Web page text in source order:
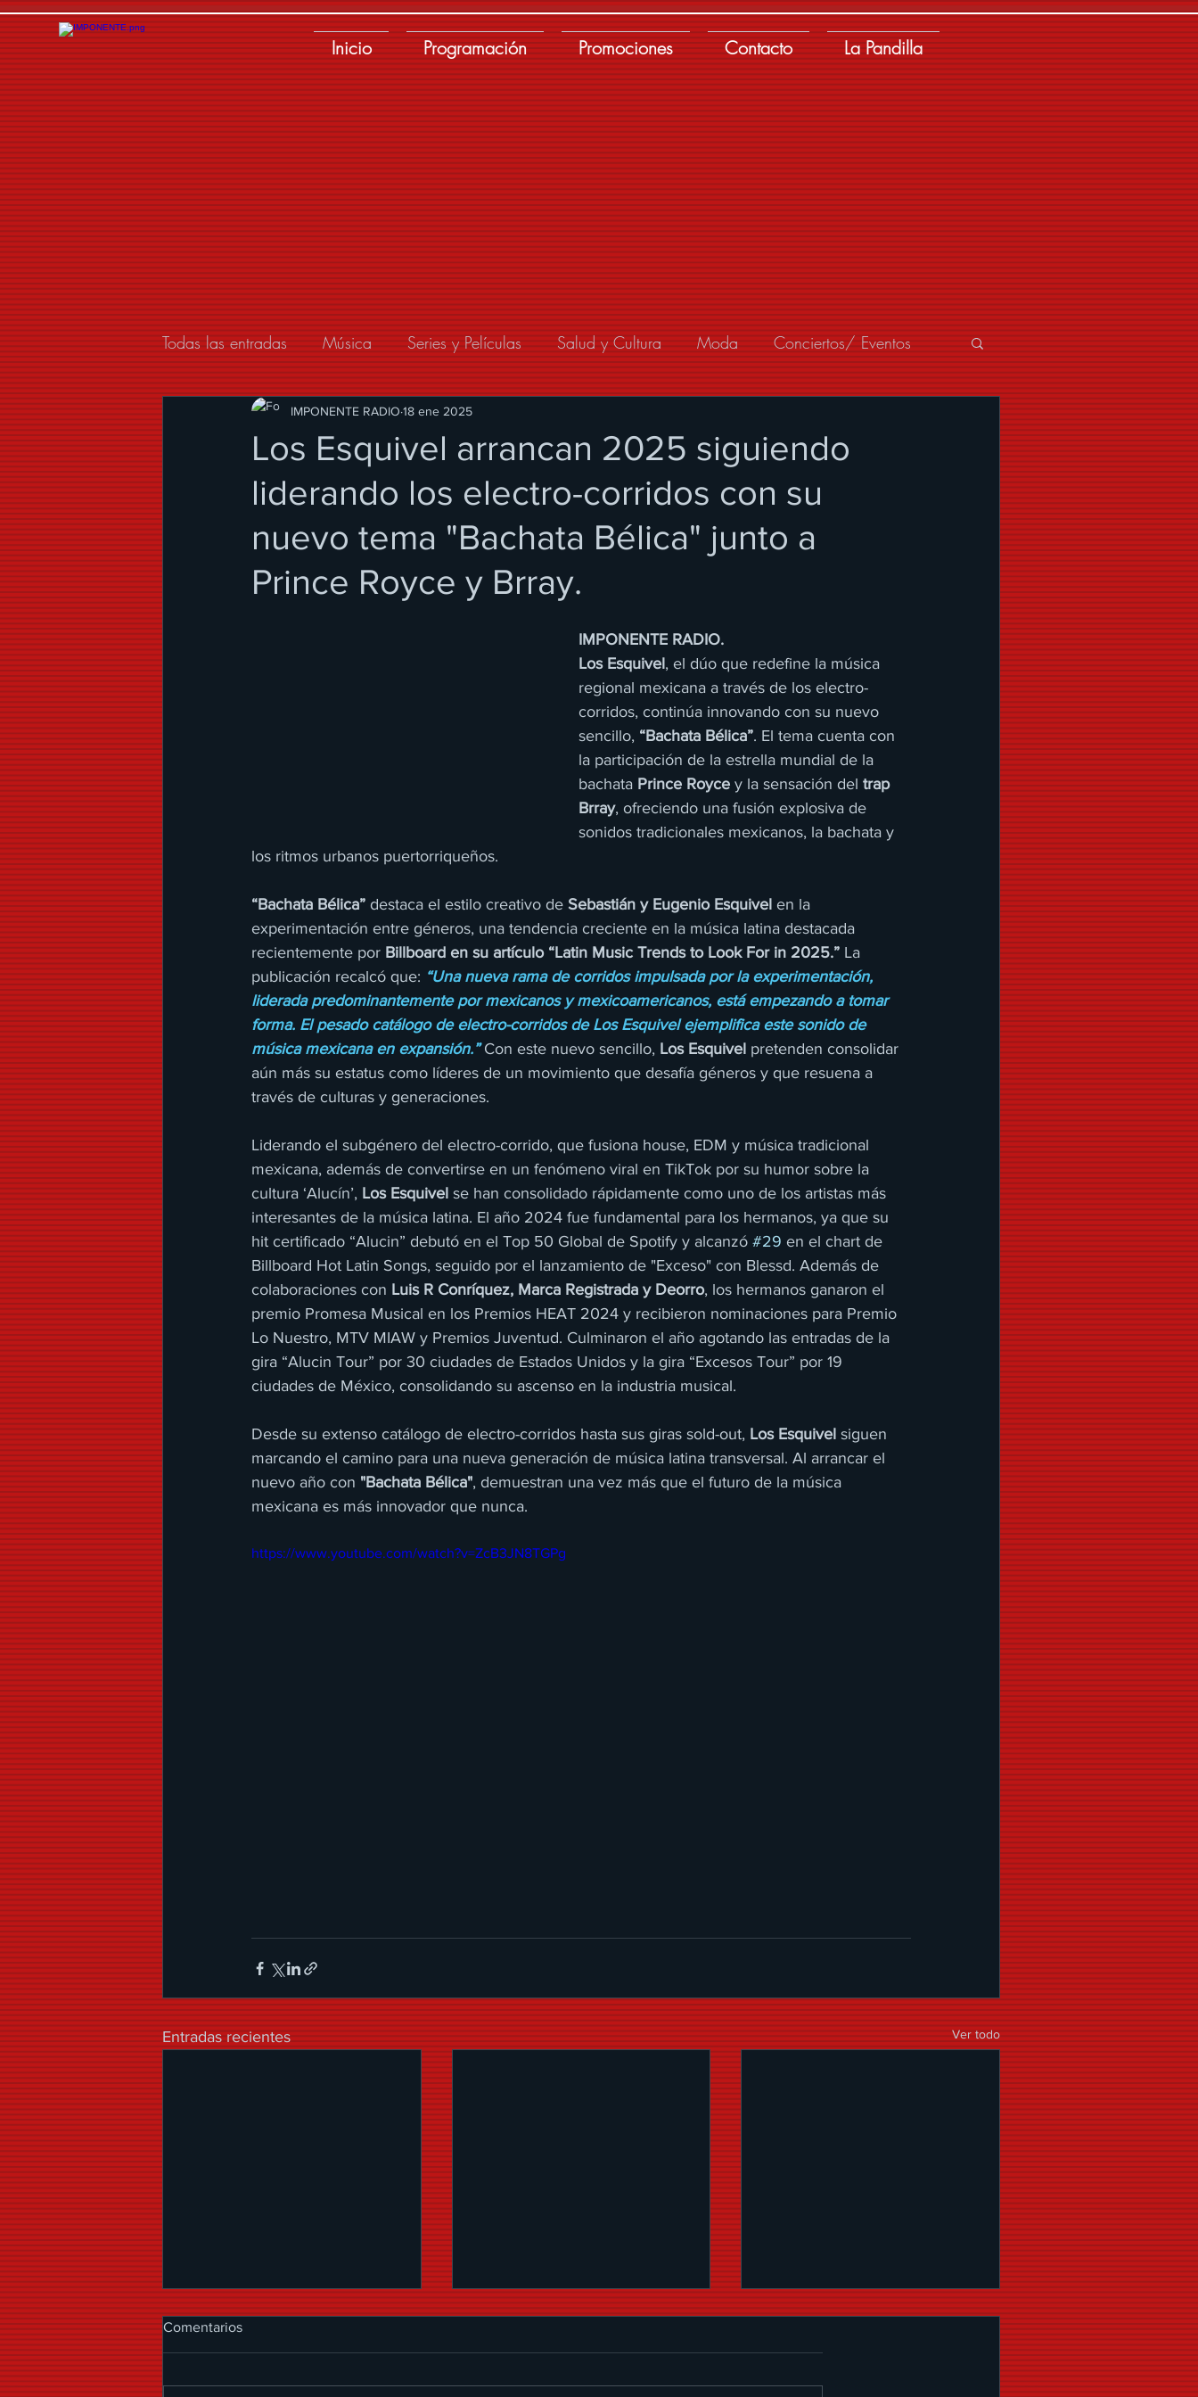
Inicio Programación Promociones Contacto La Pandilla
Todas las entradas Música Series y Películas Salud y Cultura Moda Conciertos/ Eventos
Modo de Vida
Los Esquivel arrancan 2025 siguiendo
liderando los electro-corridos con su
nuevo tema "Bachata Bélica" junto a
Prince Royce y Brray.
IMPONENTE RADIO 18 ene 2025
IMPONENTE RADIO.
Los Esquivel, el dúo que redefine la música
regional mexicana a través de los electro-
corridos, continúa innovando con su nuevo
sencillo, “Bachata Bélica”. El tema cuenta con
la participación de la estrella mundial de la
bachata Prince Royce y la sensación del trap
Brray, ofreciendo una fusión explosiva de
sonidos tradicionales mexicanos, la bachata y
los ritmos urbanos puertorriqueños.
“Bachata Bélica” destaca el estilo creativo de Sebastián y Eugenio Esquivel en la
experimentación entre géneros, una tendencia creciente en la música latina destacada
recientemente por Billboard en su artículo “Latin Music Trends to Look For in 2025.” La
publicación recalcó que: “Una nueva rama de corridos impulsada por la experimentación,
liderada predominantemente por mexicanos y mexicoamericanos, está empezando a tomar
forma. El pesado catálogo de electro-corridos de Los Esquivel ejemplifica este sonido de
música mexicana en expansión.” Con este nuevo sencillo, Los Esquivel pretenden consolidar
aún más su estatus como líderes de un movimiento que desafía géneros y que resuena a
través de culturas y generaciones.
Liderando el subgénero del electro-corrido, que fusiona house, EDM y música tradicional
mexicana, además de convertirse en un fenómeno viral en TikTok por su humor sobre la
cultura ‘Alucín’, Los Esquivel se han consolidado rápidamente como uno de los artistas más
interesantes de la música latina. El año 2024 fue fundamental para los hermanos, ya que su
hit certificado “Alucin” debutó en el Top 50 Global de Spotify y alcanzó #29 en el chart de
Billboard Hot Latin Songs, seguido por el lanzamiento de "Exceso" con Blessd. Además de
colaboraciones con Luis R Conríquez, Marca Registrada y Deorro, los hermanos ganaron el
premio Promesa Musical en los Premios HEAT 2024 y recibieron nominaciones para Premio
Lo Nuestro, MTV MIAW y Premios Juventud. Culminaron el año agotando las entradas de la
gira “Alucin Tour” por 30 ciudades de Estados Unidos y la gira “Excesos Tour” por 19
ciudades de México, consolidando su ascenso en la industria musical.
Desde su extenso catálogo de electro-corridos hasta sus giras sold-out, Los Esquivel siguen
marcando el camino para una nueva generación de música latina transversal. Al arrancar el
nuevo año con "Bachata Bélica", demuestran una vez más que el futuro de la música
mexicana es más innovador que nunca.
https://www.youtube.com/watch?v=ZcB3JN8TGPg
Entradas recientes Ver todo
Comentarios